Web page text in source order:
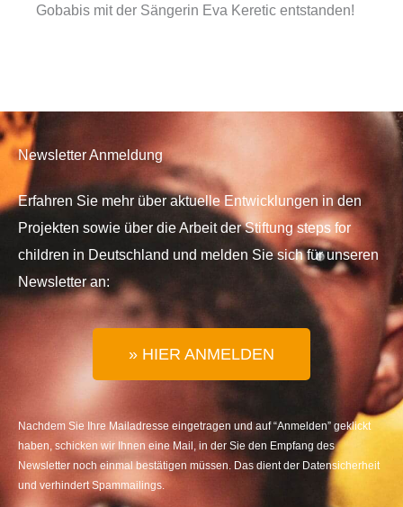
Gobabis mit der Sängerin Eva Keretic entstanden!
Newsletter Anmeldung
Erfahren Sie mehr über aktuelle Entwicklungen in den
Projekten sowie über die Arbeit der Stiftung steps for
children in Deutschland und melden Sie sich für unseren
Newsletter an:
» HIER ANMELDEN
Nachdem Sie Ihre Mailadresse eingetragen und auf “Anmelden” geklickt
haben, schicken wir Ihnen eine Mail, in der Sie den Empfang des
Newsletter noch einmal bestätigen müssen. Das dient der Datensicherheit
und verhindert Spammailings.